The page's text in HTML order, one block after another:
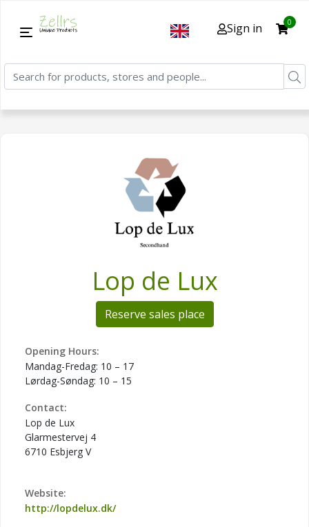
Sign in 0
Lop de Lux
Reserve sales place
Opening Hours:
Mandag-Fredag: 10 – 17
Lørdag-Søndag: 10 – 15
Contact:
Lop de Lux
Glarmestervej 4
6710 Esbjerg V
Website:
http://lopdelux.dk/